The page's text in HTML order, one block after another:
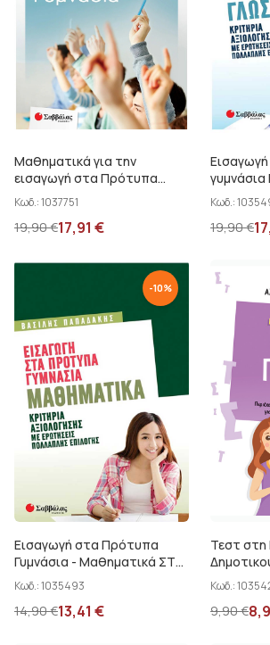
Σάκου Νίκη - Στράτου Αλεξάνδρα
Σουλάνη Φιλιώ
Στεργίου Χαράλαμπος
Στράτου Αλεξάνδρα
Συλλογικό έργο
Τουτουντζή Ουρανία
Τσάμης Γ. - Λεμπέση Μ. - Βαλεριάνου Α.
Τσάμης Γ. - Οικονόμου Α.
Τσολακίδου Ε. - Παπαντωνίου Π.
Χριστόπουλος Κ. - Παπαδόπουλος Ν.
Piatzer Sabina
Μαθηματικά για την
εισαγωγή στα Πρότυπα
Γυμνάσια Παπαδάκης Β.
Κωδ.:1037751
19,90€17,91 €
Κωδ.:
19,90€
-10%
Εισαγωγή στα Πρότυπα
Γυμνάσια - Μαθηματικά ΣΤ΄
Δημοτικού Παπαδάκης Β.
Κωδ.:1035493
14,90€13,41 €
Τεστ
Αντ.-...
Κωδ.:
9,90€